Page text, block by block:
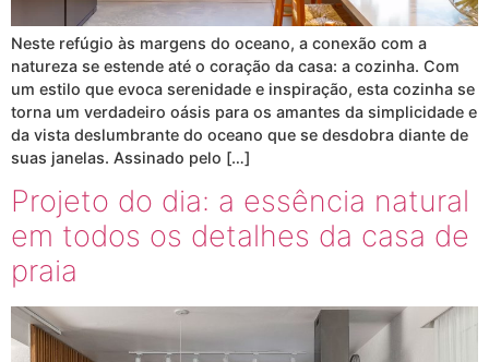
Neste refúgio às margens do oceano, a conexão com a
natureza se estende até o coração da casa: a cozinha. Com
um estilo que evoca serenidade e inspiração, esta cozinha se
torna um verdadeiro oásis para os amantes da simplicidade e
da vista deslumbrante do oceano que se desdobra diante de
suas janelas. Assinado pelo […]
Projeto do dia: a essência natural
em todos os detalhes da casa de
praia